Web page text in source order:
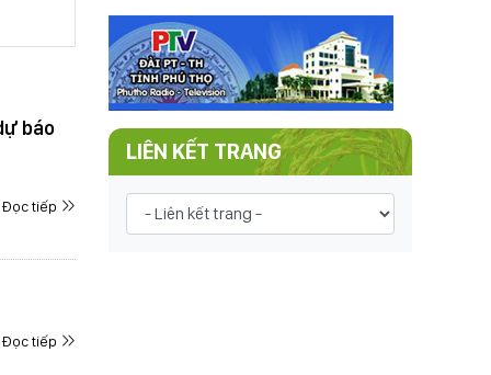
báo
Đọc tiếp
Đọc tiếp
LIÊN KẾT TRANG